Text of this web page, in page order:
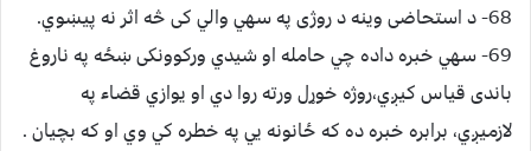
68- د استحاضی وينه د روژی په سهي والي کی څه اثر نه پيښوي.
69- سهي خبره داده چي حامله او شيدي ورکوونکی ښځه په ناروغ
باندی قياس کيږي،روژه خوړل ورته روا دي او يوازي قضاء په
لازميږي، برابره خبره ده که ځانونه يي په خطره کي وي او که بچيان .